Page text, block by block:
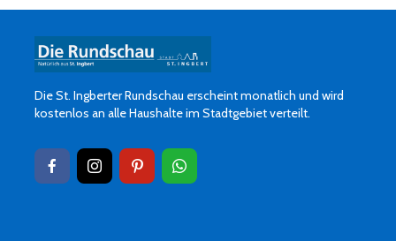
Die St. Ingberter Rundschau erscheint monatlich und wird
kostenlos an alle Haushalte im Stadtgebiet verteilt.